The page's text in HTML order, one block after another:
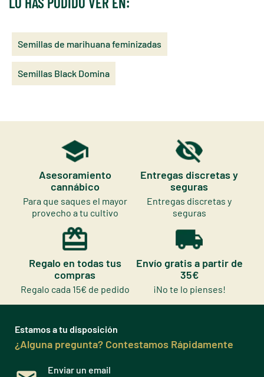
Semillas de marihuana feminizadas
Semillas Black Domina
Asesoramiento
cannábico
Para que saques el mayor
provecho a tu cultivo
Entregas discretas y
seguras
Entregas discretas y
seguras
Regalo en todas tus
compras
Regalo cada 15€ de pedido
Envío gratis a partir de
35€
¡No te lo pienses!
Estamos a tu disposición
¿Alguna pregunta? Contestamos Rápidamente
Enviar un email